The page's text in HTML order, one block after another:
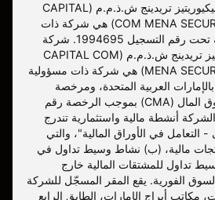
شركة كابيتال كوم مينا سيكيوريتيز تريدينج ش.ذ.م.م (CAPITAL
COM MENA SECURITIES TRADING L.L.C) هي شركة ذات
مسؤولية محدودة مُسجّلة تحت رقم التسجيل 1994695. شركة
كابيتال كوم مينا سيكيوريتيز تريدينج ش.ذ.م.م (CAPITAL COM
MENA SECURITIES TRADING L.L.C) هي شركة ذات مسؤولية
العربية المتحدة، ومرخصة
ومنظمة من قبل هيئة سوق المال (CMA) بموجب الرخصة رقم
تزاول الشركة أنشطة مالية واستثمارية تندرج
التعامل في الأوراق المالية"، والتي
مالية، (ب) نشاط وسيط تداول في
تداول للمشتقات المالية خارج
الفورية. يقع المقر المسجّل للشركة
مكاتب أبراج الإمارات، الطابق الرابع